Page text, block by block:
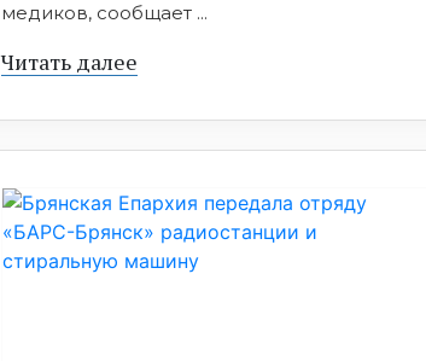
медиков, сообщает ...
Читать далее